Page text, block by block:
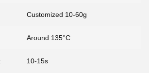
Customized 10-60g
Around 135°C
10-15s